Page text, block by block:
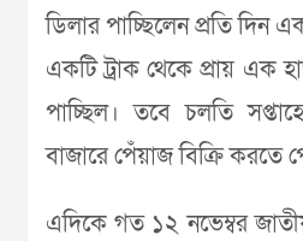
ডিলার পাচ্ছিলেন প্রতি দিন
একটি ট্রাক থেকে প্রায় এক
পাচ্ছিল। তবে চলতি
বাজারে পেঁয়াজ বিক্রি করতে
এদিকে গত ১২ নভেম্বর জাতীয়